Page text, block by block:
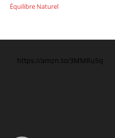
Équilibre Naturel
https://amzn.to/3MMRu5q